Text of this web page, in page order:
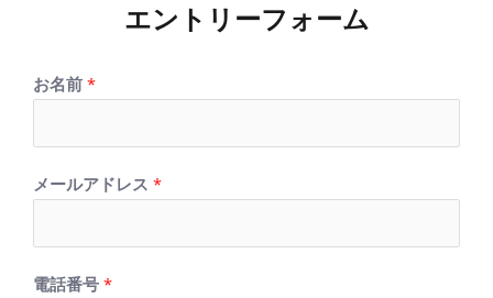
エントリーフォーム
お名前 *
メールアドレス *
電話番号 *